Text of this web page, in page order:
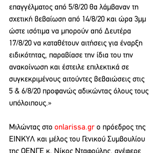
επαγγέλματος από 5/8/20 θα λάμβαναν τη
σχετική βεβαίωση από 14/8/20 και ώρα 3μμ
ώστε ισότιμα να μπορούν από Δευτέρα
17/8/20 να καταθέτουν αιτήσεις για έναρξη
ειδικότητας, παραβίασε την ίδια του την
ανακοίνωση και έστειλε επιλεκτικά σε
συγκεκριμένους αιτούντες βεβαιώσεις στις
5 & 6/8/20 προφανώς αδικώντας όλους τους
υπόλοιπους.»
Μιλώντας στο onlarissa.gr ο πρόεδρος της
ΕΙΝΚΥΛ και μέλος του Γενικού Συμβουλίου
της ΟΕΝΓΕ κ. Νίκος Νταφούλης, ανέφερε